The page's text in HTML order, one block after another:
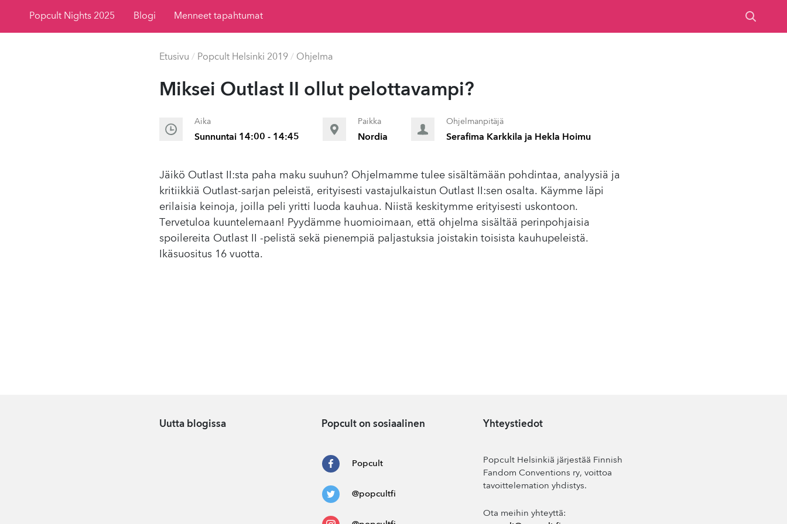
Popcult Nights 2025 Blogi Menneet tapahtumat
Etusivu / Popcult Helsinki 2019 / Ohjelma
Miksei Outlast II ollut pelot­tavampi?
Aika
Sunnuntai 14:00 - 14:45
Paikka
Nordia
Ohjelmanpitäjä
Serafima Karkkila ja Hekla Hoimu
Jäikö Outlast II:sta paha maku suuhun? Ohjelmamme tulee sisältämään pohdintaa, analyysiä ja
kritiikkiä Outlast-sarjan peleistä, erityisesti vastajulkaistun Outlast II:sen osalta. Käymme läpi
erilaisia keinoja, joilla peli yritti luoda kauhua. Niistä keskitymme erityisesti uskontoon.
Tervetuloa kuuntelemaan! Pyydämme huomioimaan, että ohjelma sisältää perinpohjaisia
spoilereita Outlast II -pelistä sekä pienempiä paljastuksia joistakin toisista kauhupeleistä.
Ikäsuositus 16 vuotta.
Uutta blogissa Popcult on sosiaalinen
Popcult
@popcultfi
Yhteystiedot
Popcult Helsinkiä järjestää Finnish
Fandom Conventions ry, voittoa
tavoittelemation yhdistys.
Ota meihin yhteyttä: